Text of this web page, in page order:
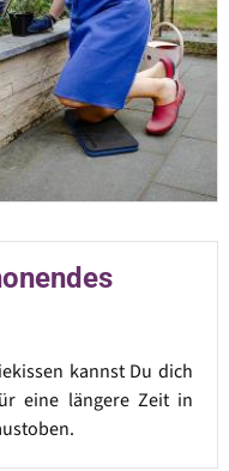
kannst Du dich
eine längere Zeit in